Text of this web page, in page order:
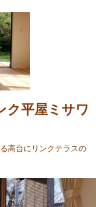
ク平屋ミサワ
高台にリンクテラスの